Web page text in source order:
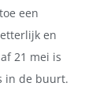
een
en
21 mei is
in de buurt.